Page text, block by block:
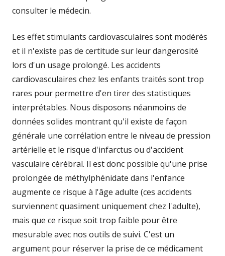
consulter le médecin.
Les effet stimulants cardiovasculaires sont modérés
et il n'existe pas de certitude sur leur dangerosité
lors d'un usage prolongé. Les accidents
cardiovasculaires chez les enfants traités sont trop
rares pour permettre d'en tirer des statistiques
interprétables. Nous disposons néanmoins de
données solides montrant qu'il existe de façon
générale une corrélation entre le niveau de pression
artérielle et le risque d'infarctus ou d'accident
vasculaire cérébral. Il est donc possible qu'une prise
prolongée de méthylphénidate dans l'enfance
augmente ce risque à l'âge adulte (ces accidents
surviennent quasiment uniquement chez l'adulte),
mais que ce risque soit trop faible pour être
mesurable avec nos outils de suivi. C'est un
argument pour réserver la prise de ce médicament